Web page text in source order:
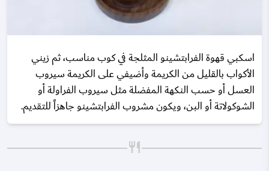
اسكبي قهوة الفرابتشينو المثلجة في كوب مناسب، ثم زيني
الأكواب بالقليل من الكريمة وأضيفي على الكريمة سيروب
العسل أو حسب النكهة المفضلة مثل سيروب الفراولة أو
الشوكولاتة أو البن، ويكون مشروب الفرابتشينو جاهزاً للتقديم.